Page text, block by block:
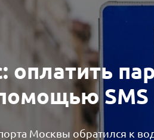
оплатить
SMS
Москвы обратился к